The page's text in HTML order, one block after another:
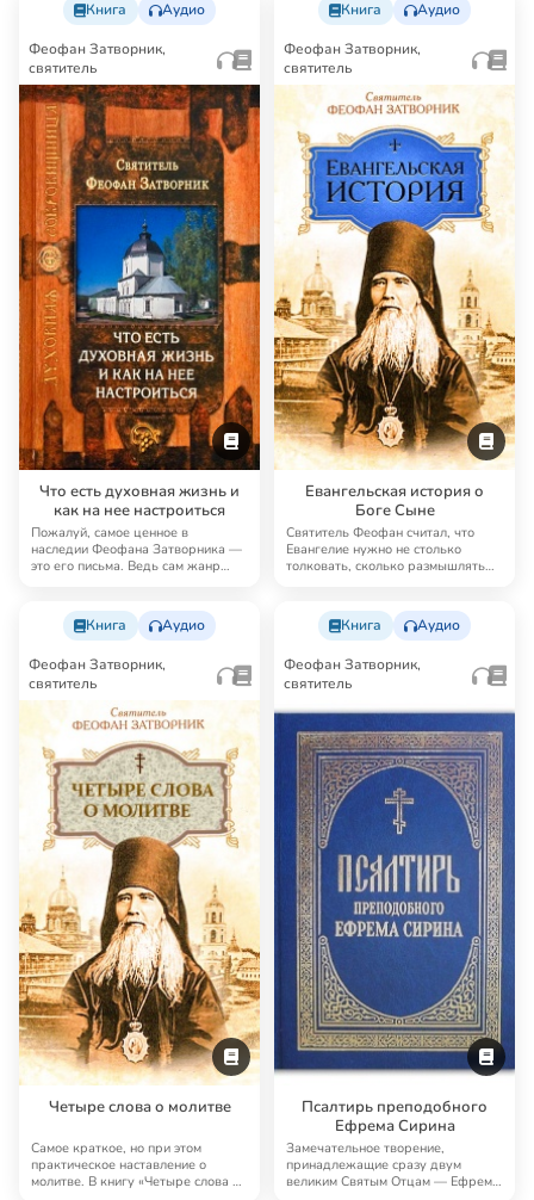
Книга Аудио
Феофан Затворник,
святитель
Что есть духовная жизнь и
как на нее настроиться
Пожалуй, самое ценное в
наследии Феофана Затворника —
это его письма. Ведь сам жанр
Книга Аудио
Феофан Затворник,
святитель
Евангельская история о
Боге Сыне
Святитель Феофан считал, что
Евангелие нужно не столько
толковать, сколько размышлять
Книга Аудио
Феофан Затворник,
святитель
Четыре слова о молитве
Самое краткое, но при этом
практическое наставление о
молитве. В книгу «Четыре слова о
Книга Аудио
Феофан Затворник,
святитель
Псалтирь преподобного
Ефрема Сирина
Замечательное творение,
принадлежащие сразу двум
великим Святым Отцам — Ефрему